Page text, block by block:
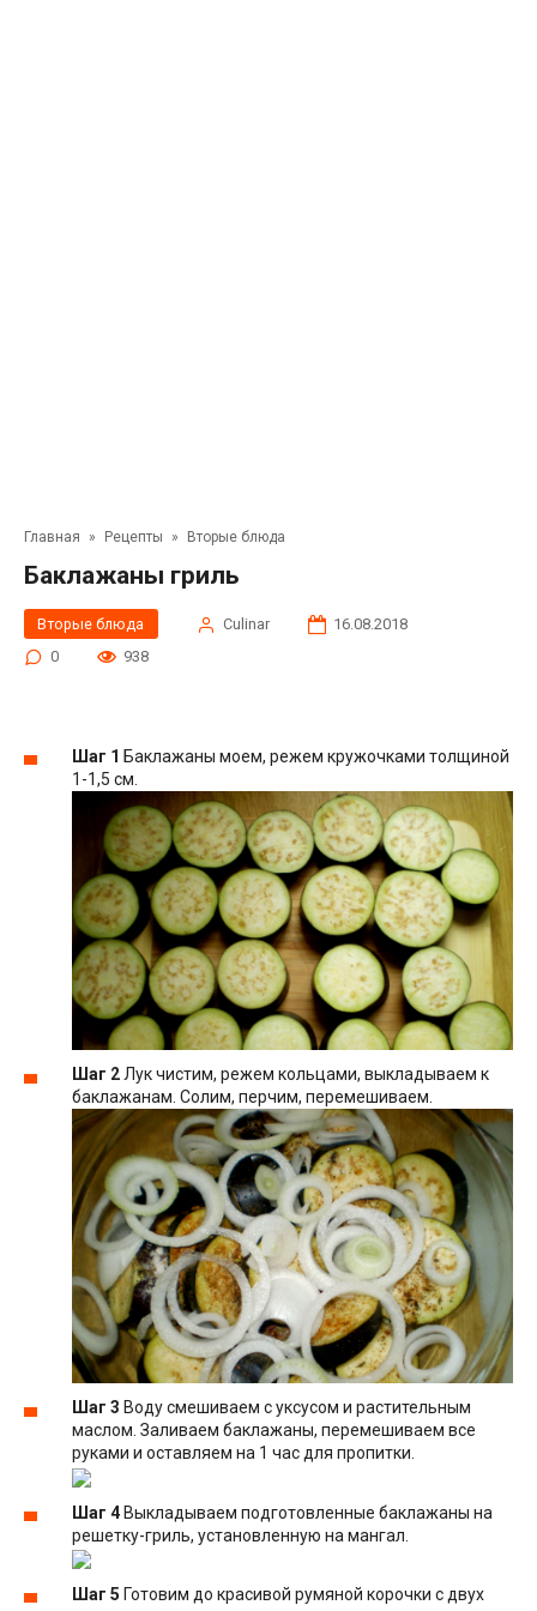
Главная » Рецепты » Вторые блюда
Баклажаны гриль
Вторые блюда Сulinar
16.08.2018
0
938
Шаг 1 Баклажаны моем, режем кружочками толщиной
1-1,5 см.
Шаг 2 Лук чистим, режем кольцами, выкладываем к
баклажанам. Солим, перчим, перемешиваем.
Шаг 3 Воду смешиваем с уксусом и растительным
маслом. Заливаем баклажаны, перемешиваем все
руками и оставляем на 1 час для пропитки.
Шаг 4Выкладываем подготовленные баклажаны на
решетку-гриль, установленную на мангал.
Шаг 5 Готовим до красивой румяной корочки с двух